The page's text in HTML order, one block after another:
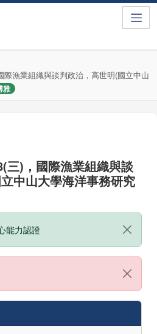
際漁業組織與談判政治，高世明(國立中山
雅
三)，國際漁業組織與談
中山大學海洋事務研究
能力認證